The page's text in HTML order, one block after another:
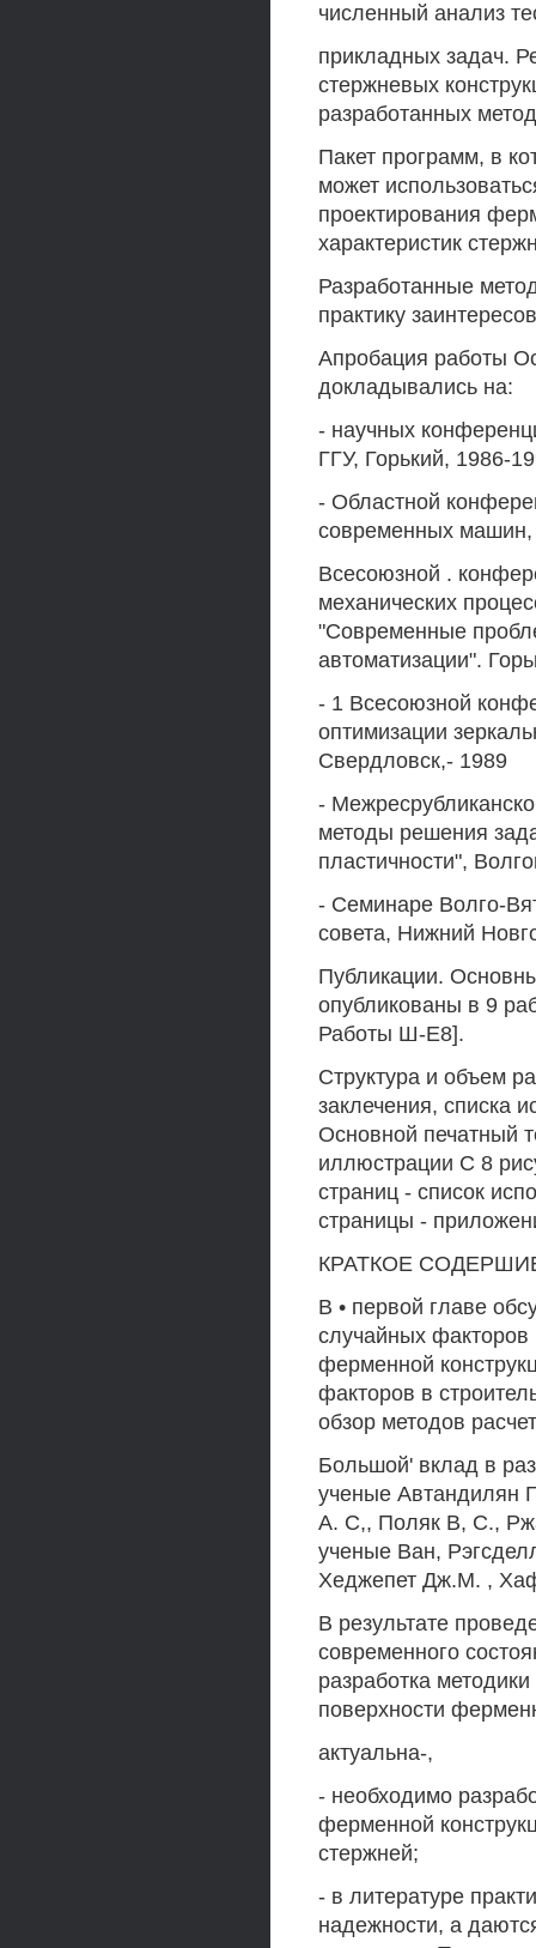
численный анализ
прикладных задач.
стержневых
разработанных
Пакет программ, в
может
проектирования
характеристик
Разработанные
практику
Апробация работы
докладывались на:
- научных
ГГУ, Горький, 1986-
- Областной
современных машин,
Всесоюзной .
механических
"Современные
автоматизации".
- 1 Всесоюзной
оптимизации
Свердловск,- 1989
-
методы решения
пластичности",
- Семинаре Волго-
совета, Нижний
Публикации.
опубликованы в 9
Работы Ш-Е8].
Структура и объем
заклечения, списка
Основной печатный
иллюстрации С 8
страниц - список
страницы -
КРАТКОЕ
В • первой главе
случайных
ферменной
факторов в
обзор методов
Большой' вклад в
ученые Автандилян
А. С,, Поляк В, С.,
ученые Ван,
Хеджепет Дж.М. ,
В результате
современного
разработка
поверхности
актуальна-,
- необходимо
ферменной
стержней;
- в литературе
надежности, а